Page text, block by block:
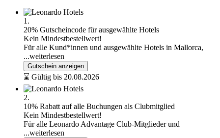
1.
20% Gutscheincode für ausgewählte Hotels
Kein Mindestbestellwert!
Für alle Kund*innen und ausgewählte Hotels in Mallorca,
...weiterlesen
Gutschein anzeigen
⌛ Gültig bis 20.08.2026
2.
10% Rabatt auf alle Buchungen als Clubmitglied
Kein Mindestbestellwert!
Für alle Leonardo Advantage Club-Mitglieder und
...weiterlesen